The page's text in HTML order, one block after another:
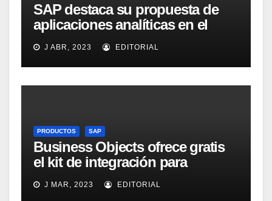
SAP destaca su propuesta de
aplicaciones analíticas en el
mercado español
J ABR, 2023 EDITORIAL
PRODUCTOS SAP
Business Objects ofrece gratis
el kit de integración para
Micrososft Office SharePoint
Server 2007
J MAR, 2023 EDITORIAL